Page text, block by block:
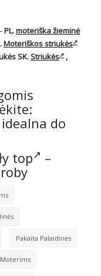
PL.moteriška žieminė
Moteriškos striukės
SK.Striukės
,
idealna do
top
–
Pakaita Palaidinės